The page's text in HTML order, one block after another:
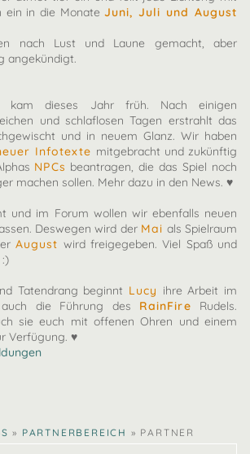
ein in die MonateJuni, Juli und August
nach Lust und Laune gemacht, aber
angekündigt.
kam dieses Jahr früh. Nach einigen
und schlaflosen Tagen erstrahlt das
und in neuem Glanz. Wir haben
Infotexte mitgebracht und zukünftig
NPCs beantragen, die das Spiel noch
machen sollen. Mehr dazu in den News. ♥
und im Forum wollen wir ebenfalls neuen
Deswegen wird der Mai als Spielraum
August wird freigegeben. Viel Spaß und
Tatendrang beginnt Lucy ihre Arbeit im
die Führung des RainFire Rudels.
sie euch mit offenen Ohren und einem
Verfügung. ♥
» PARTNERBEREICH » PARTNER